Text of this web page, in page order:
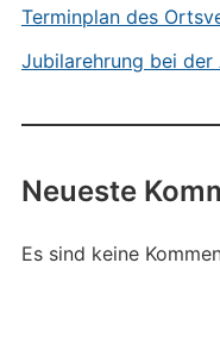
Terminplan des
Jubilarehrung bei der
Neueste
Es sind keine